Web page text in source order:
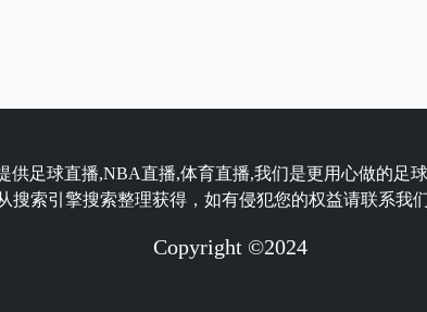
供足球直播,NBA直播,体育直播,我们是更用心做的足
搜索引擎搜索整理获得，如有侵犯您的权益请联系我
Copyright ©2024